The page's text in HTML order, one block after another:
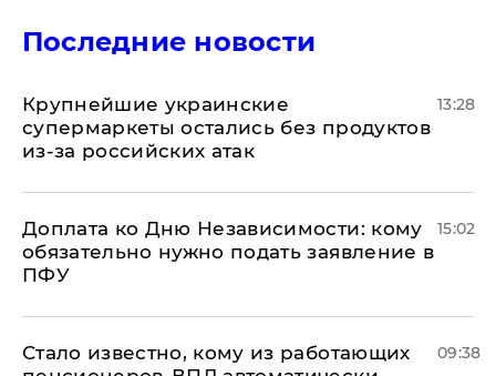
Последние новости
Крупнейшие украинские
супермаркеты остались без продуктов
из-за российских атак
13:28
Доплата ко Дню Независимости: кому
обязательно нужно подать заявление в
ПФУ
15:02
Стало известно, кому из работающих
09:38